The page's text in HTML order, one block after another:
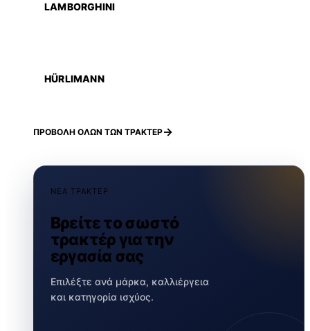
LAMBORGHINI
HÜRLIMANN
ΠΡΟΒΟΛΗ ΟΛΩΝ ΤΩΝ ΤΡΑΚΤΕΡ
ΝΕΑ ΤΡΑΚΤΕΡ
Βρείτε το σωστό
τρακτέρ για την
εργασία σας
Επιλέξτε ανά μάρκα, καλλιέργεια
και κατηγορία ισχύος.